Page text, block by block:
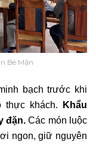
Bé Mặn
bạch trước khi
thực khách.
Khẩu
đặn.Các món luộc
ngon, giữ nguyên